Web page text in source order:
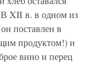
XII в. в одном из
поставлен в
продуктом!) и
вино и перец